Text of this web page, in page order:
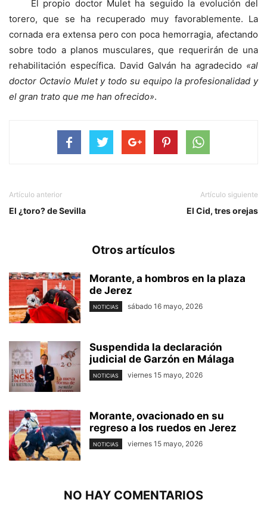
El propio doctor Mulet ha seguido la evolución del
torero, que se ha recuperado muy favorablemente. La
cornada era extensa pero con poca hemorragia, afectando
sobre todo a planos musculares, que requerirán de una
rehabilitación específica. David Galván ha agradecido «al
doctor Octavio Mulet y todo su equipo la profesionalidad y
el gran trato que me han ofrecido».
Artículo anterior
El ¿toro? de Sevilla
Artículo siguiente
El Cid, tres orejas
Otros artículos
Morante, a hombros en la plaza
de Jerez
NOTICIAS sábado 16 mayo, 2026
Suspendida la declaración
judicial de Garzón en Málaga
NOTICIAS viernes 15 mayo, 2026
Morante, ovacionado en su
regreso a los ruedos en Jerez
NOTICIAS viernes 15 mayo, 2026
NO HAY COMENTARIOS